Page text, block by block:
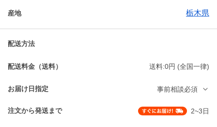
産地 栃木県
配送方法
配送料金（送料） 送料:0円 (全国一律)
お届け日指定 事前相談必須
注文から発送まで 2~3日